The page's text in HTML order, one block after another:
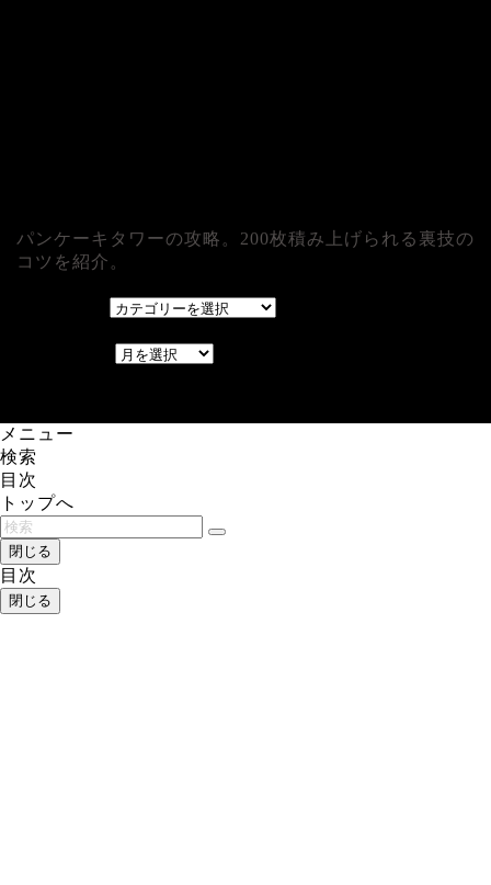
パンケーキタワーの攻略。200枚積み上げられる裏技の
コツを紹介。
メニュー
検索
目次
トップへ
閉じる
目次
閉じる